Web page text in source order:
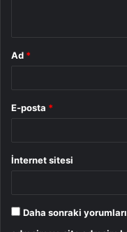
Ad *
E-posta *
İnternet sitesi
Daha sonraki